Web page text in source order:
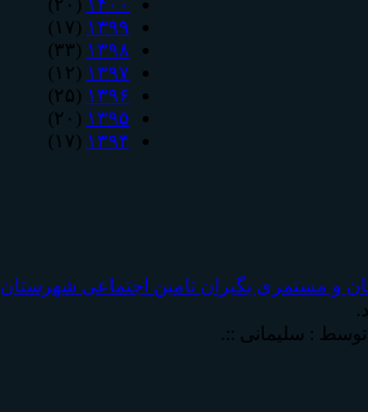
۱۴۰۰ (۲۰)
۱۳۹۹ (۱۷)
۱۳۹۸ (۳۳)
۱۳۹۷ (۱۲)
۱۳۹۶ (۲۵)
۱۳۹۵ (۲۰)
۱۳۹۴ (۱۷)
و مستمری بگیران تامين اجتماعی شهرستان